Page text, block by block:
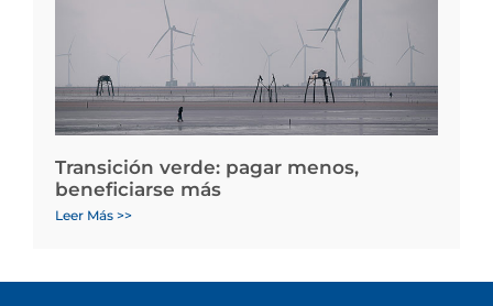
Transición verde: pagar menos,
beneficiarse más
Leer Más >>